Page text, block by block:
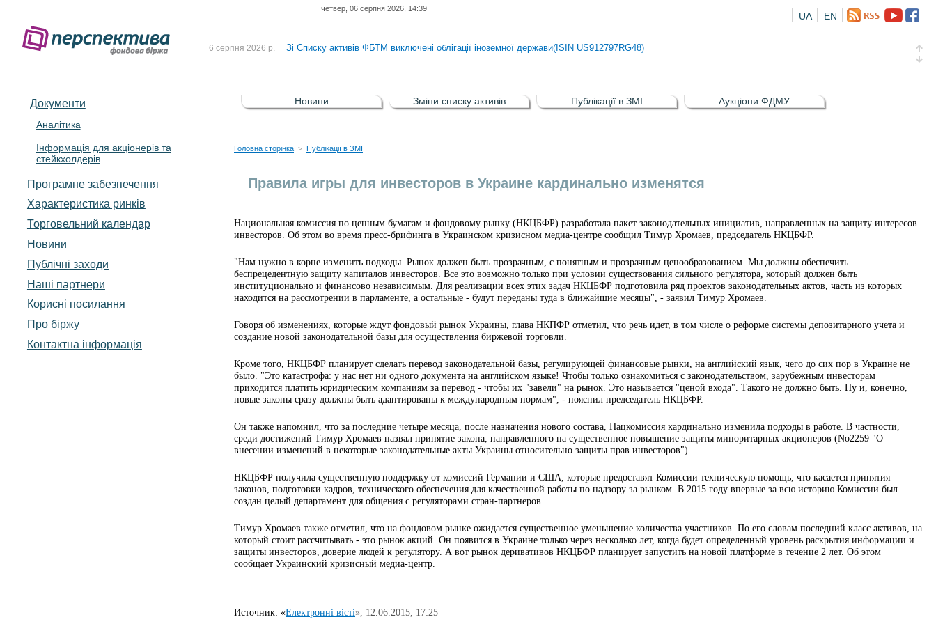
четвер, 06 серпня 2026, 14:39
EN
UA
До Списку активів регульованого фондового ринку (РФР) включена Корпоративна облігація відсоткова електронна іменна (ISIN UA5000016726)
6 серпня 2026 р. Зі Списку активів ФБТМ виключені облігації іноземної держави(ISIN US912797RG48)
5 серпня 2026 р. Зі списку активів РФР виключені Облігація внутрішніх державних позик України (ISIN UA4000232607)
4 серпня 2026 р. До Списку активів регульованого фондового ринку (РФР) включена Корпоративна облігація відсоткова електронна іменна (ISIN UA5000016726)
Документи
Аналітика
Інформація для акціонерів та
стейкхолдерів
Програмне забезпечення
Характеристика pинків
Торговельний календар
Новини
Публічні заходи
Наші партнери
Корисні посилання
Про біржу
Контактна інформація
Новини Зміни списку активів Публікації в ЗМІ Аукціони ФДМУ
Головна сторінка > Публікації в ЗМІ
Правила игры для инвесторов в Украине кардинально изменятся
Национальная комиссия по ценным бумагам и фондовому рынку (НКЦБФР) разработала пакет законодательных инициатив, направленных на защиту интересов
инвесторов. Об этом во время пресс-брифинга в Украинском кризисном медиа-центре сообщил Тимур Хромаев, председатель НКЦБФР.
"Нам нужно в корне изменить подходы. Рынок должен быть прозрачным, с понятным и прозрачным ценообразованием. Мы должны обеспечить
беспрецедентную защиту капиталов инвесторов. Все это возможно только при условии существования сильного регулятора, который должен быть
институционально и финансово независимым. Для реализации всех этих задач НКЦБФР подготовила ряд проектов законодательных актов, часть из которых
находится на рассмотрении в парламенте, а остальные - будут переданы туда в ближайшие месяцы", - заявил Тимур Хромаев.
Говоря об изменениях, которые ждут фондовый рынок Украины, глава НКПФР отметил, что речь идет, в том числе о реформе системы депозитарного учета и
создание новой законодательной базы для осуществления биржевой торговли.
Кроме того, НКЦБФР планирует сделать перевод законодательной базы, регулирующей финансовые рынки, на английский язык, чего до сих пор в Украине не
было. "Это катастрофа: у нас нет ни одного документа на английском языке! Чтобы только ознакомиться с законодательством, зарубежным инвесторам
приходится платить юридическим компаниям за перевод - чтобы их "завели" на рынок. Это называется "ценой входа". Такого не должно быть. Ну и, конечно,
новые законы сразу должны быть адаптированы к международным нормам", - пояснил председатель НКЦБФР.
Он также напомнил, что за последние четыре месяца, после назначения нового состава, Нацкомиссия кардинально изменила подходы в работе. В частности,
среди достижений Тимур Хромаев назвал принятие закона, направленного на существенное повышение защиты миноритарных акционеров (No2259 "О
внесении изменений в некоторые законодательные акты Украины относительно защиты прав инвесторов").
НКЦБФР получила существенную поддержку от комиссий Германии и США, которые предоставят Комиссии техническую помощь, что касается принятия
законов, подготовки кадров, технического обеспечения для качественной работы по надзору за рынком. В 2015 году впервые за всю историю Комиссии был
создан целый департамент для общения с регуляторами стран-партнеров.
Тимур Хромаев также отметил, что на фондовом рынке ожидается существенное уменьшение количества участников. По его словам последний класс активов, на
который стоит рассчитывать - это рынок акций. Он появится в Украине только через несколько лет, когда будет определенный уровень раскрытия информации и
защиты инвесторов, доверие людей к регулятору. А вот рынок деривативов НКЦБФР планирует запустить на новой платформе в течение 2 лет. Об этом
сообщает Украинский кризисный медиа-центр.
Источник: «Електронні вісті», 12.06.2015, 17:25